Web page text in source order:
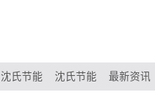
沈氏节能 沈氏节能 最新资讯